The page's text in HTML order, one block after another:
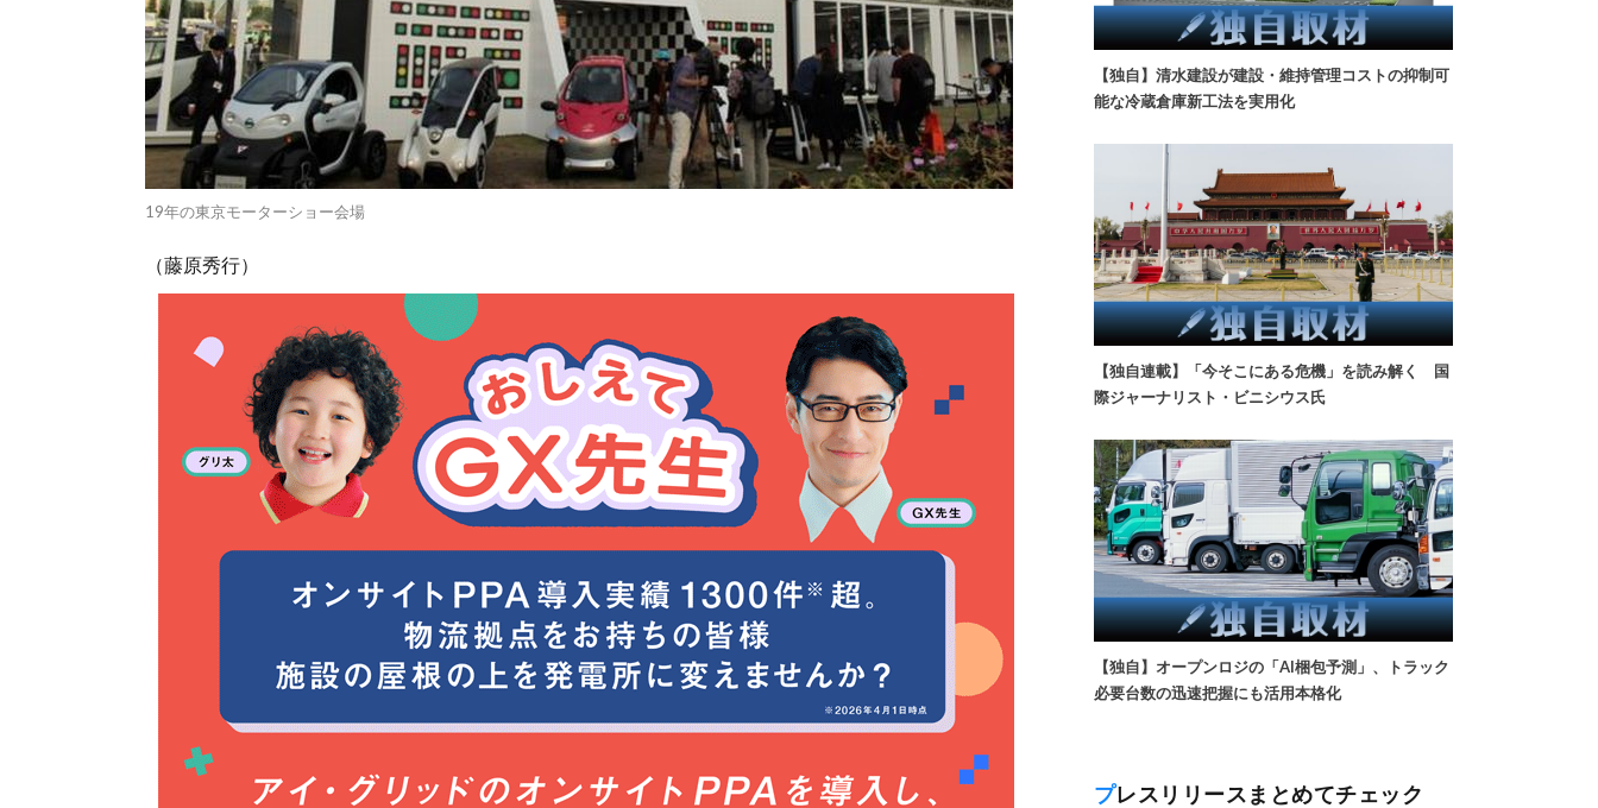
19年の東京モーターショー会場
（藤原秀行）
【独自】清水建設が建設・維持管理コストの抑制可
能な冷蔵倉庫新工法を実用化
【独自連載】「今そこにある危機」を読み解く 国
際ジャーナリスト・ビニシウス氏
【独自】オープンロジの「AI梱包予測」、トラック
必要台数の迅速把握にも活用本格化
プレスリリースまとめてチェック